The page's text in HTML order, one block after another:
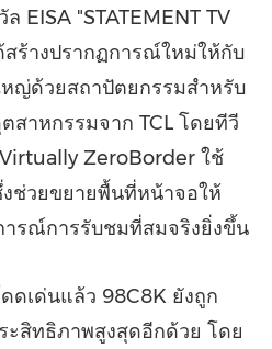
EISA "STATEMENT TV
สร้างปรากฏการณ์ใหม่ให้กับ
หญ่ด้วยสถาปัตยกรรมสำหรับ
สาหกรรมจาก TCL โดยทีวี
ZeroBorder ใช้
ช่วยขยายพื้นที่หน้าจอให้
ารณ์การรับชมที่สมจริงยิ่งขึ้น
ดเด่นแล้ว 98C8K ยังถูก
ะสิทธิภาพสูงสุดอีกด้วย โดย